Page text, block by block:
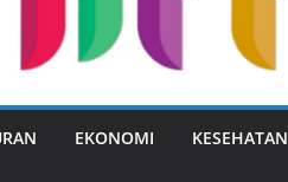
EKONOMI KESEHATAN